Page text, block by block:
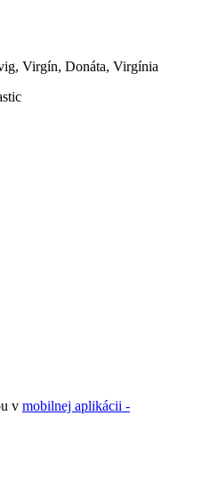
Virgín, Donáta, Virgínia
v mobilnej aplikácii -